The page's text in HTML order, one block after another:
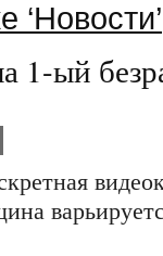
‘Новости’
1-ый